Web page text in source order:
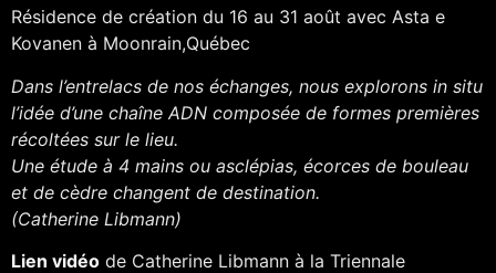
Résidence de création du 16 au 31 août avec Asta e
Kovanen à Moonrain,Québec
Dans l’entrelacs de nos échanges, nous explorons in situ
l’idée d’une chaîne ADN composée de formes premières
récoltées sur le lieu.
Une étude à 4 mains ou asclépias, écorces de bouleau
et de cèdre changent de destination.
(Catherine Libmann)
Lien vidéo de Catherine Libmann à la Triennale